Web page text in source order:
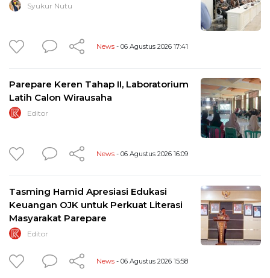
Syukur Nutu
News - 06 Agustus 2026 17:41
Parepare Keren Tahap II, Laboratorium
Latih Calon Wirausaha
Editor
News - 06 Agustus 2026 16:09
Tasming Hamid Apresiasi Edukasi
Keuangan OJK untuk Perkuat Literasi
Masyarakat Parepare
Editor
News - 06 Agustus 2026 15:58